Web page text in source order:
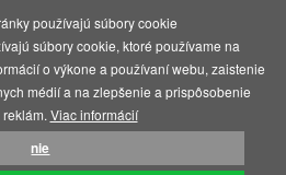
CARE
používajú súbory cookie
súbory cookie, ktoré používame na
o výkone a používaní webu, zaistenie
médií a na zlepšenie a prispôsobenie
Viac informácií
nie